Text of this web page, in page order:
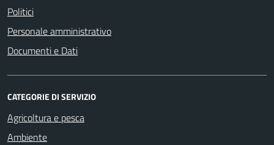
Politici
Personale amministrativo
Documenti e Dati
CATEGORIE DI SERVIZIO
Agricoltura e pesca
Ambiente